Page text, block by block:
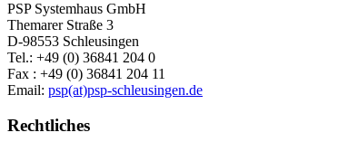
PSP Systemhaus GmbH
Themarer Straße 3
D-98553 Schleusingen
Tel.: +49 (0) 36841 204 0
Fax : +49 (0) 36841 204 11
Email: psp(at)psp-schleusingen.de
Rechtliches